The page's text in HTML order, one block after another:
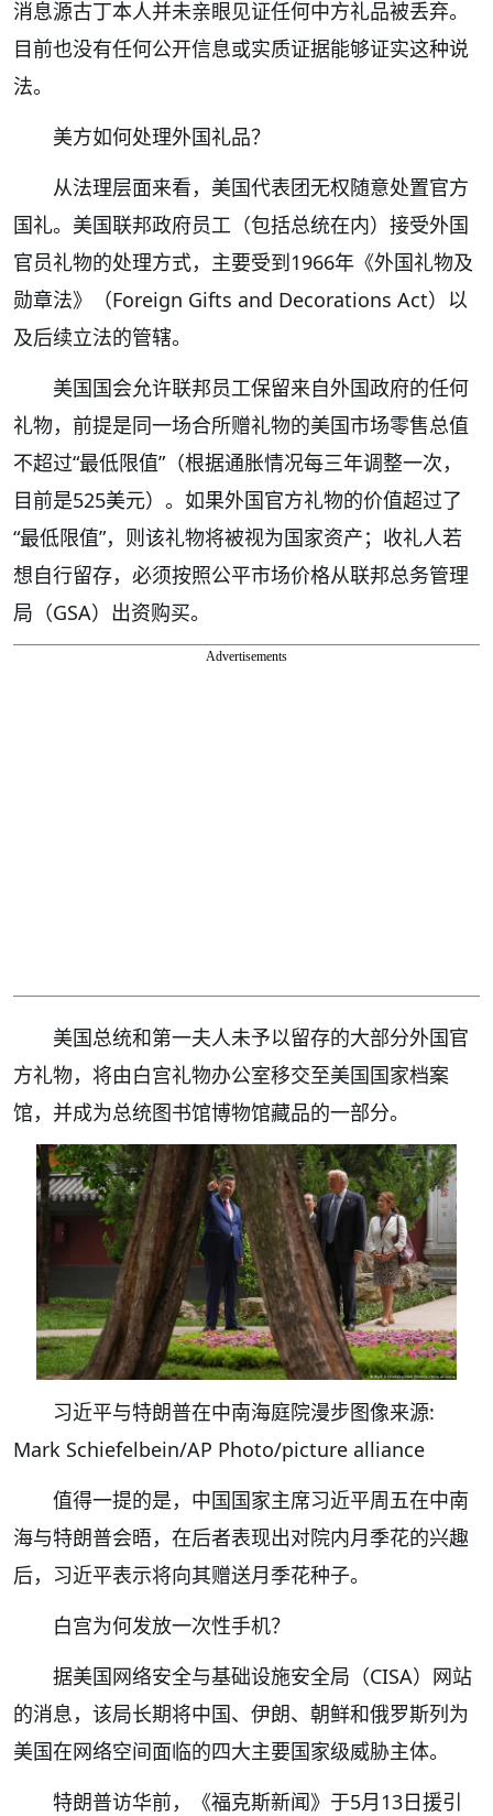
消息源古丁本人并未亲眼见证任何中方礼品被丢弃。
目前也没有任何公开信息或实质证据能够证实这种说
法。
美方如何处理外国礼品？
从法理层面来看，美国代表团无权随意处置官方
国礼。美国联邦政府员工（包括总统在内）接受外国
官员礼物的处理方式，主要受到1966年《外国礼物及
勋章法》（Foreign Gifts and Decorations Act）以
及后续立法的管辖。
美国国会允许联邦员工保留来自外国政府的任何
礼物，前提是同一场合所赠礼物的美国市场零售总值
不超过“最低限值”（根据通胀情况每三年调整一次，
目前是525美元）。如果外国官方礼物的价值超过了
“最低限值”，则该礼物将被视为国家资产；收礼人若
想自行留存，必须按照公平市场价格从联邦总务管理
局（GSA）出资购买。
Advertisements
美国总统和第一夫人未予以留存的大部分外国官
方礼物，将由白宫礼物办公室移交至美国国家档案
馆，并成为总统图书馆博物馆藏品的一部分。
习近平与特朗普在中南海庭院漫步图像来源:
Mark Schiefelbein/AP Photo/picture alliance
值得一提的是，中国国家主席习近平周五在中南
海与特朗普会晤，在后者表现出对院内月季花的兴趣
后，习近平表示将向其赠送月季花种子。
白宫为何发放一次性手机？
据美国网络安全与基础设施安全局（CISA）网站
的消息，该局长期将中国、伊朗、朝鲜和俄罗斯列为
美国在网络空间面临的四大主要国家级威胁主体。
特朗普访华前，《福克斯新闻》于5月13日援引